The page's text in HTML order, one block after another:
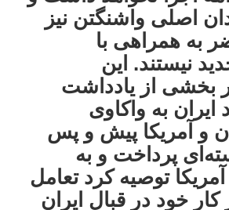
اصلی واشنگتن نیز
به همراهی با
نیستند. این
بخشی از یادداشت
به واکاوی
و آمریکا پیش و پس
پرداخت و به
توصیه کرد تعامل
خود در قبال ایران